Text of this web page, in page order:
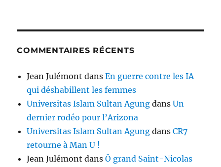
COMMENTAIRES RÉCENTS
Jean Julémont dansEn guerre contre les IA
qui déshabillent les femmes
Universitas Islam Sultan Agung dansUn
dernier rodéo pour l’Arizona
Universitas Islam Sultan Agung dansCR7
retourne à Man U !
Jean Julémont dansÔ grand Saint-Nicolas